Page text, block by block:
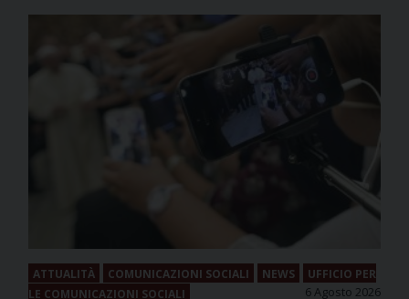
ATTUALITÀ COMUNICAZIONI SOCIALI NEWS
UFFICIO PER
LE COMUNICAZIONI SOCIALI
6 Agosto 2026